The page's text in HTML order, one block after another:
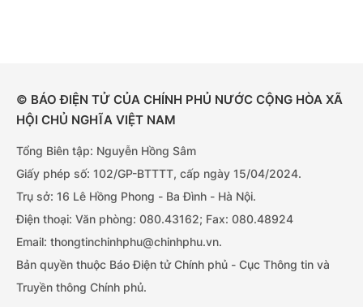
© BÁO ĐIỆN TỬ CỦA CHÍNH PHỦ NƯỚC CỘNG HÒA XÃ
HỘI CHỦ NGHĨA VIỆT NAM
Tổng Biên tập: Nguyễn Hồng Sâm
Giấy phép số: 102/GP-BTTTT, cấp ngày 15/04/2024.
Trụ sở: 16 Lê Hồng Phong - Ba Đình - Hà Nội.
Điện thoại: Văn phòng: 080.43162; Fax: 080.48924
Email: thongtinchinhphu@chinhphu.vn.
Bản quyền thuộc Báo Điện tử Chính phủ - Cục Thông tin và
Truyền thông Chính phủ.